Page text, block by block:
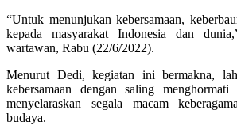
“Untuk menunjukan kebersamaan,
kepada masyarakat Indonesia dan
wartawan, Rabu (22/6/2022).
Menurut Dedi, kegiatan ini bermakna,
kebersamaan dengan saling
menyelaraskan segala macam
budaya.